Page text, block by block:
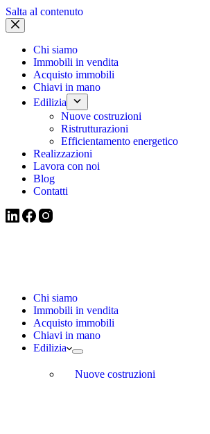
Salta al contenuto
Chi siamo
Immobili in vendita
Acquisto immobili
Chiavi in mano
Edilizia
Nuove costruzioni
Ristrutturazioni
Efficientamento energetico
Realizzazioni
Lavora con noi
Blog
Contatti
Chi siamo
Immobili in vendita
Acquisto immobili
Chiavi in mano
Edilizia
Nuove costruzioni